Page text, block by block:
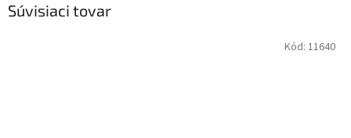
Súvisiaci tovar
Kód: 11640